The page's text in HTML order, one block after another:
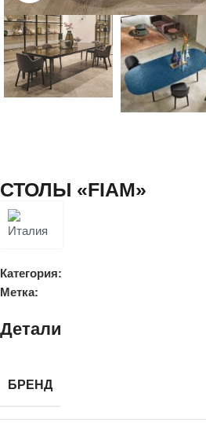
СТОЛЫ «FIAM»
Категория:
Метка:
Детали
БРЕНД